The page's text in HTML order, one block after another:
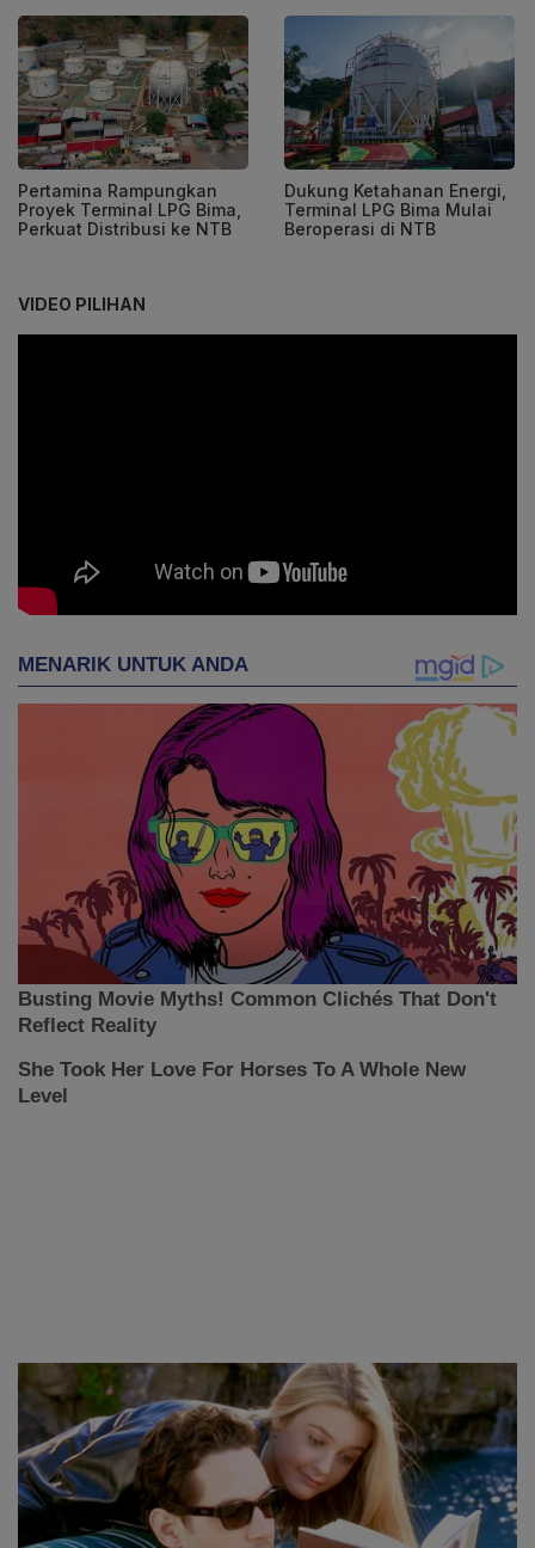
Pertamina Rampungkan
Proyek Terminal LPG Bima,
Perkuat Distribusi ke NTB
Dukung Ketahanan Energi,
Terminal LPG Bima Mulai
Beroperasi di NTB
VIDEO PILIHAN